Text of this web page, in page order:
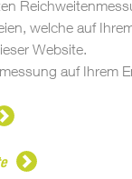
welche auf
Website.
auf Ihrem